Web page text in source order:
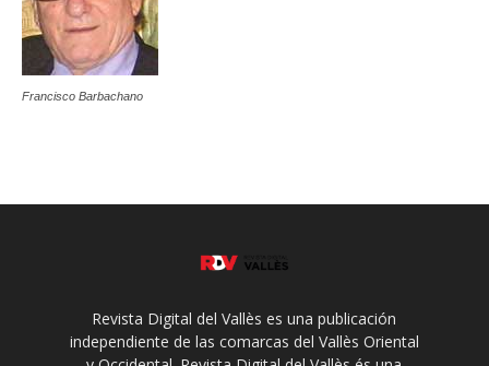
Francisco Barbachano
Revista Digital del Vallès es una publicación
independiente de las comarcas del Vallès Oriental